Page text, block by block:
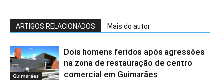
ARTIGOS RELACIONADOS Mais do autor
Guimarães
Dois homens feridos após agressões
na zona de restauração de centro
comercial em Guimarães